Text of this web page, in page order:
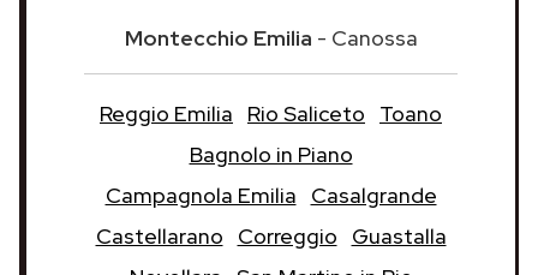
Montecchio Emilia - Canossa
Reggio Emilia Rio Saliceto
Toano
Bagnolo in Piano
Campagnola Emilia
Casalgrande
Castellarano
Correggio
Guastalla